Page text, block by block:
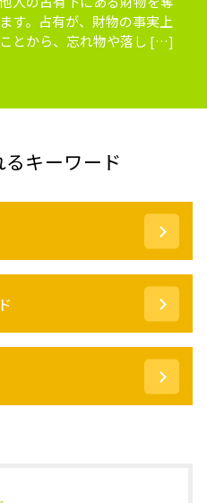
す。占有が、財物の事実上
とから、忘れ物や落し […]
キーワード